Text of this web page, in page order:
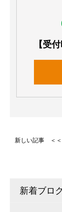
【受
新しい記事 ＜＜
新着ブロ